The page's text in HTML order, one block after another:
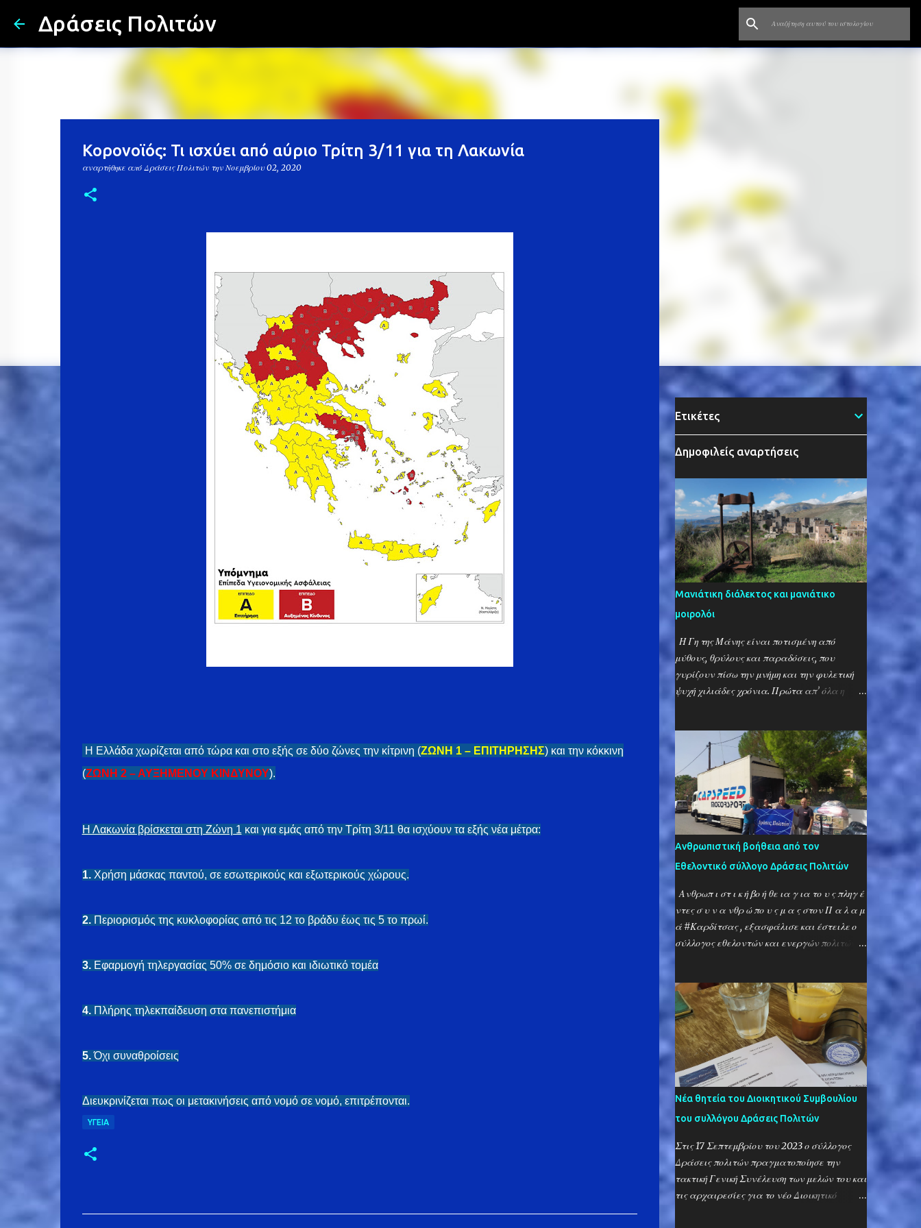
Δράσεις Πολιτών
Κορονοϊός: Τι ισχύει από αύριο Τρίτη 3/11 για τη Λακωνία
αναρτήθηκε από Δράσεις Πολιτών την Νοεμβρίου 02, 2020
Η Ελλάδα χωρίζεται από τώρα και στο εξής σε δύο ζώνες την κίτρινη (ΖΩΝΗ 1 – ΕΠΙΤΗΡΗΣΗΣ) και την κόκκινη
(ΖΩΝΗ 2 – ΑΥΞΗΜΕΝΟΥ ΚΙΝΔΥΝΟΥ).
Η Λακωνία βρίσκεται στη Ζώνη 1 και για εμάς από την Τρίτη 3/11 θα ισχύουν τα εξής νέα μέτρα:
1.Χρήση μάσκας παντού, σε εσωτερικούς και εξωτερικούς χώρους.
2.Περιορισμός της κυκλοφορίας από τις 12 το βράδυ έως τις 5 το πρωί.
3.Εφαρμογή τηλεργασίας 50% σε δημόσιο και ιδιωτικό τομέα
4.Πλήρης τηλεκπαίδευση στα πανεπιστήμια
5.Όχι συναθροίσεις
Διευκρινίζεται πως οι μετακινήσεις από νομό σε νομό, επιτρέπονται.
ΥΓΕΊΑ
Ετικέτες
Δημοφιλείς αναρτήσεις
Μανιάτικη διάλεκτος και μανιάτικο
μοιρολόι
Η Γη της Μάνης είναι ποτισμένη από
μύθους, θρύλους και παραδόσεις, που
γυρίζουν πίσω την μνήμη και την φυλετική
ψυχή χιλιάδες χρόνια. Πρώτα απ’ όλα η
γλώσσα του Ομήρου και φθάνουν στα
χρόνια των Μυκηνών, στα χρόνια των
θεογέννητων πολεμιστών και της γραμμικής
Β’! Μια λέξη, που μόνο οι Μανιάτες
γνωρίζουν είναι η λέξη «καφός» ή
«καβούτσος», που σημαίνει «αδελφός» και
αντίστοιχα «καφή», που σημαίνει
«αδελφή». Η λέξη δεν μοιάζει να έχει
προέλευση Ελληνική και ο γράφων είχε
αυτήν την αντίληψη μέχρι πριν λίγα χρόνια,
πίστευε ότι πρόκειται δηλαδή για κάποια
ξένη λέξη, που έχει μπει στο λεξιλόγιο των
Μανιατών. Μέχρι που διάβασε ένα βιβλίο
γλώσσα Ελληνική. Στην εποχή, λοιπόν, της
γραμμικής Β’ (που δεν είχε φωνήεντα),
σύμφωνα με την αποκρυπτογράφηση του
Βέντρις η λέξις «αδελφός» παριστάνετο με
τα γράμματα «Κ-W», που με την προσθή...
Ανθρωπιστική βοήθεια από τον
Εθελοντικό σύλλογο Δράσεις Πολιτών
Ανθρωπ ι στ ι κ ή βο ή θε ια γ ια το υ ς πληγ έ
ντες σ υ ν α νθρ ώ πο υ ς μ α ς στον Π α λ α μ
ά #Καρδίτσας , εξασφάλισε και έστειλε ο
σύλλογος εθελοντών και ενεργών πολιτών,
καταναλώνονται χωρίς την ανάγκη
μαγειρέματος, κλινοσκεπάσματα, ρούχα
για κάθε ηλικία, βρεφικές τροφές και
βρεφικές πάνες, καθαριστικά και
παραφαρμακευτικά, ήταν τα είδη που
συγκέντρωσε και απέστειλε ο σύλλογός
Δράσεις Πολιτών στον πολύπαθο Δήμο
Παλαμά Καρδίτσας. Εξ αι ρετ ι κ ά σημ α ντ
ι κ ή ή τ α ν η συμμέτοχή των κ α το ί κων των
#Κροκεών κ αι το υ #Γυθείου κ α θ ώ ς κ αι
των μελ ώ ν το υ Πολ ι τ ι στ ι κο ύ Σ υ λλ ό γο
υ Κροκε ώ ν . Στην δράση αυτή συμμετείχαν
με δωρεά κάθε είδους αγαθών αλλά και με
συσκευασία των αγαθών αυτών οι μ ό ν ι
Νέα θητεία του Διοικητικού Συμβουλίου
του συλλόγου Δράσεις Πολιτών
Στις 17 Σεπτεμβρίου του 2023 ο σύλλογος
Δράσεις πολιτών πραγματοποίησε την
τακτική Γενική Συνέλευση των μελών του και
τις αρχαιρεσίες για το νέο Διοικητικό